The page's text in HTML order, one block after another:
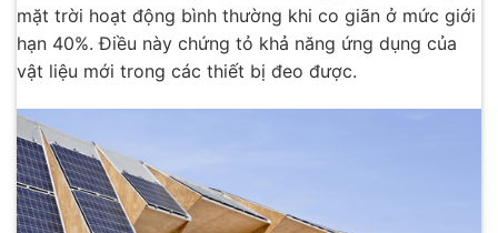
mặt trời hoạt động bình thường khi co giãn ở mức giới
hạn 40%. Điều này chứng tỏ khả năng ứng dụng của
vật liệu mới trong các thiết bị đeo được.